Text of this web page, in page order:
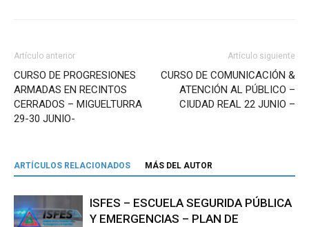
Artículo anterior
CURSO DE PROGRESIONES
ARMADAS EN RECINTOS
CERRADOS – MIGUELTURRA
29-30 JUNIO-
Artículo siguiente
CURSO DE COMUNICACIÓN &
ATENCIÓN AL PÚBLICO –
CIUDAD REAL 22 JUNIO –
ARTÍCULOS RELACIONADOS MÁS DEL AUTOR
ISFES – ESCUELA SEGURIDA PÚBLICA
Y EMERGENCIAS – PLAN DE